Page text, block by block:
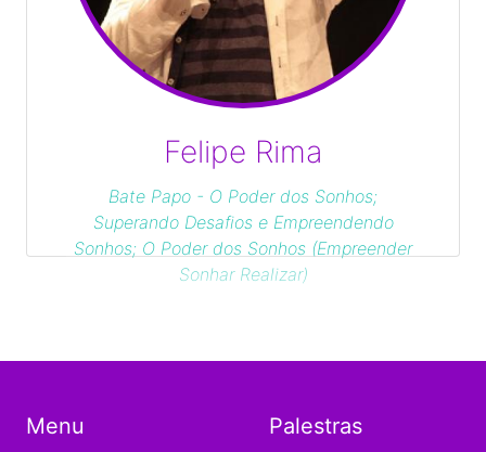
Felipe Rima
Bate Papo - O Poder dos Sonhos;
Superando Desafios e Empreendendo
Sonhos; O Poder dos Sonhos (Empreender
Sonhar Realizar)
Menu Palestras